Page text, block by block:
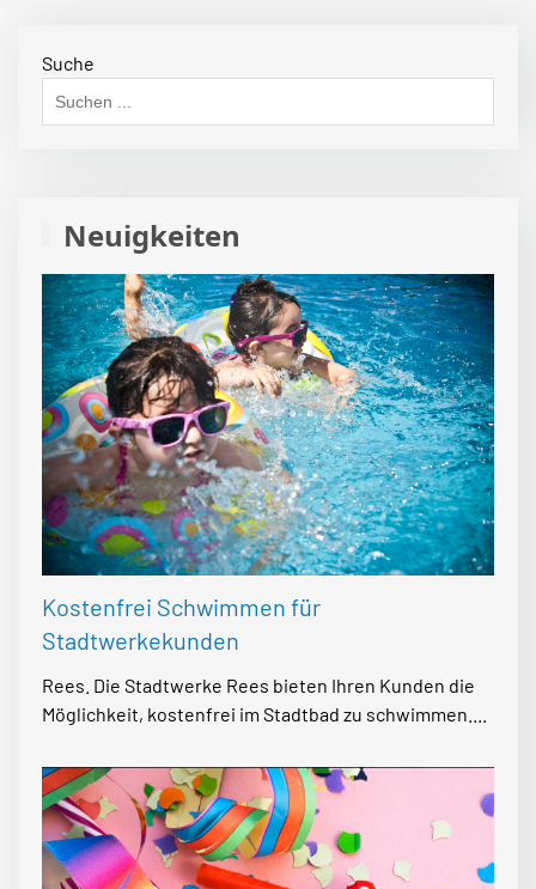
Suche
Neuigkeiten
Kostenfrei Schwimmen für
Stadtwerkekunden
Rees. Die Stadtwerke Rees bieten Ihren Kunden die
Möglichkeit, kostenfrei im Stadtbad zu schwimmen....